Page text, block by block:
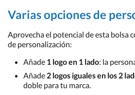
Varias opciones de
Aprovecha el potencial de esta bolsa
de personalización:
Añade 1 logo en 1 lado: la
Añade 2 logos iguales en los 2
doble para tu marca.